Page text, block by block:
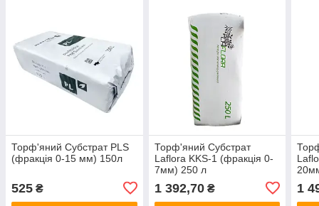
Торф'яний Субстрат PLS
(фракція 0-15 мм) 150л
525 ₴
Торф'яний Субстрат
Laflora KKS-1 (фракція 0-
7мм) 250 л
1 392,70₴ 1